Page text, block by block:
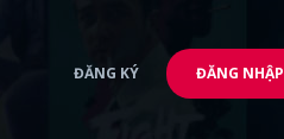
ĐĂNG KÝ ĐĂNG NHẬP